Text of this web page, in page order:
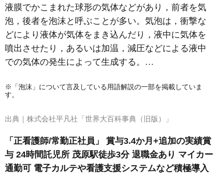
液膜でかこまれた球形の気体などがあり，前者を気
泡，後者を泡沫と呼ぶことが多い。気泡は，衝撃な
どにより液体が気体をまき込んだり，液中に気体を
噴出させたり，あるいは加温，減圧などによる液中
での気体の発生によって生成する。…
※「泡沫」について言及している用語解説の一部を掲載していま
す。
出典｜ 株式会社平凡社「世界大百科事典（旧版）」
「正看護師/常勤正社員」 賞与3.4か月+追加の実績賞
与 24時間託児所 茂原駅徒歩3分 退職金あり マイカー
通勤可 電子カルテや看護支援システムなど積極導入